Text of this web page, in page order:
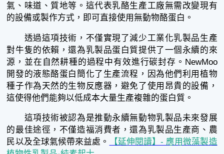
氣、味道、質地等。這代表乳酪生產工廠無需改變現有
的設備或製作方式，即可直接使用無動物酪蛋白。
透過這項技術，不僅實現了減少工業化乳製品生產
對牛隻的依賴，還為乳製品蛋白質提供了一個永續的來
源，並在自然耕種的過程中有效進行碳封存。NewMoo
開發的液態酪蛋白簡化了生產流程，因為他們利用植物
種子作為天然的生物反應器，避免了使用昂貴的設備，
這使得他們能夠以低成本大量生產複雜的蛋白質。
這項技術被認為是推動永續無動物乳製品未來發展
的最佳途徑，不僅造福消費者，還為乳製品生產商、農
民以及全球氣候帶來益處。
【延伸閱讀】- 應用微藻製造